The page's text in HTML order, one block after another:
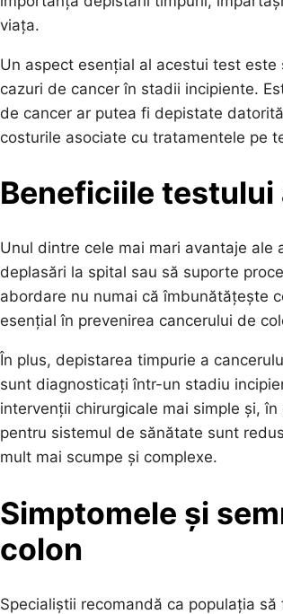
viața.
Un aspect esențial al acestui test
cazuri de cancer în stadii incipiente.
de cancer ar putea fi depistate
costurile asociate cu tratamentele pe
Beneficiile testului
Unul dintre cele mai mari avantaje
deplasări la spital sau să suporte
abordare nu numai că îmbunătățește
esențial în prevenirea cancerului de
În plus, depistarea timpurie a
sunt diagnosticați într-un stadiu
intervenții chirurgicale mai simple și,
pentru sistemul de sănătate sunt
mult mai scumpe și complexe.
Simptomele și
colon
Specialiștii recomandă ca populația